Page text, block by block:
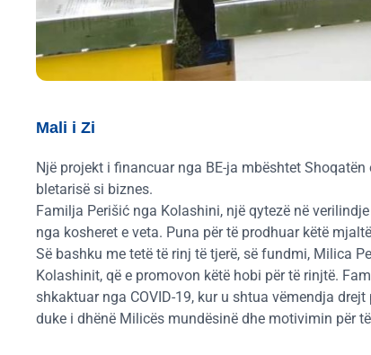
Mali i Zi
Një projekt i financuar nga BE-ja mbështet
bletarisë si biznes.
Familja Perišić nga Kolashini, një qytezë në
nga kosheret e veta. Puna për të prodhuar këtë
Së bashku me tetë të rinj të tjerë, së fundmi, Milica
Kolashinit, që e promovon këtë hobi për të rinjtë.
shkaktuar nga COVID-19, kur u shtua vëmendja
duke i dhënë Milicës mundësinë dhe motivimin për